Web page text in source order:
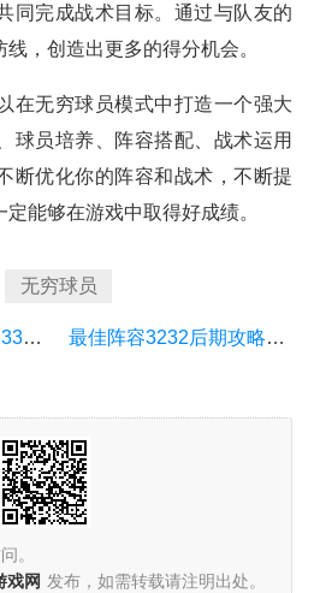
同完成战术目标。通过与队友的
，创造出更多的得分机会。
在无穷球员模式中打造一个强大
球员培养、阵容搭配、战术运用
断优化你的阵容和战术，不断提
能够在游戏中取得好成绩。
无穷球员
最佳阵容教练攻略3133（最佳阵容3232教练） 最佳阵容3232后期攻略（最佳阵容3232发展攻略）
。
戏网 发布，如需转载请注明出处。